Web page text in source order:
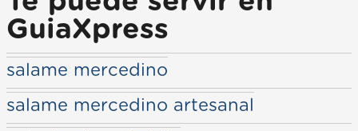
GuiaXpress
salame mercedino
salame mercedino artesanal